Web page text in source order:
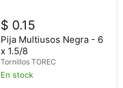
$ 0.15
Pija Multiusos Negra - 6
x 1.5/8
Tornillos TOREC
En stock